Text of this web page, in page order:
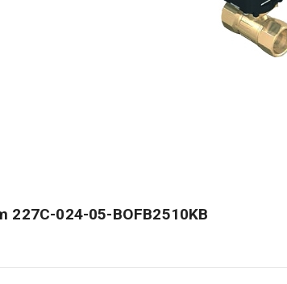
024-05-BOFB2510KB